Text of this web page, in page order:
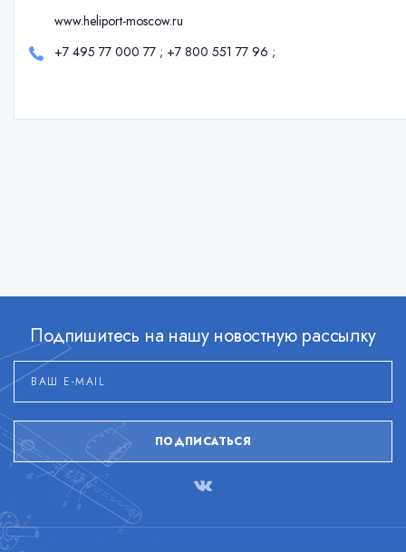
www.heliport-moscow.ru
+7 495 77 000 77 ; +7 800 551 77 96 ;
Подпишитесь на нашу новостную рассылку
ПОДПИСАТЬСЯ